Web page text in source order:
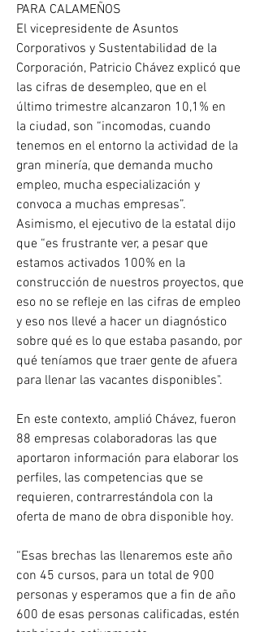
PARA CALAMEÑOS
El vicepresidente de Asuntos
Corporativos y Sustentabilidad de la
Corporación, Patricio Chávez explicó que
las cifras de desempleo, que en el
último trimestre alcanzaron 10,1% en
la ciudad, son “incomodas, cuando
tenemos en el entorno la actividad de la
gran minería, que demanda mucho
empleo, mucha especialización y
convoca a muchas empresas”.
Asimismo, el ejecutivo de la estatal dijo
que “es frustrante ver, a pesar que
estamos activados 100% en la
construcción de nuestros proyectos, que
eso no se reﬂeje en las cifras de empleo
y eso nos llevé a hacer un diagnóstico
sobre qué es lo que estaba pasando, por
qué teníamos que traer gente de afuera
para llenar las vacantes disponibles".
En este contexto, amplió Chávez, fueron
88 empresas colaboradoras las que
aportaron información para elaborar los
perﬁles, las competencias que se
requieren, contrarrestándola con la
oferta de mano de obra disponible hoy.
“Esas brechas las llenaremos este año
con 45 cursos, para un total de 900
personas y esperamos que a ﬁn de año
600 de esas personas caliﬁcadas, estén